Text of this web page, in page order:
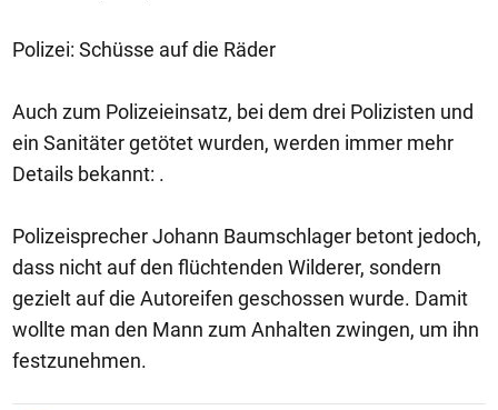
Polizei: Schüsse auf die Räder
Auch zum Polizeieinsatz, bei dem drei Polizisten und
ein Sanitäter getötet wurden, werden immer mehr
Details bekannt: .
Polizeisprecher Johann Baumschlager betont jedoch,
dass nicht auf den flüchtenden Wilderer, sondern
gezielt auf die Autoreifen geschossen wurde. Damit
wollte man den Mann zum Anhalten zwingen, um ihn
festzunehmen.